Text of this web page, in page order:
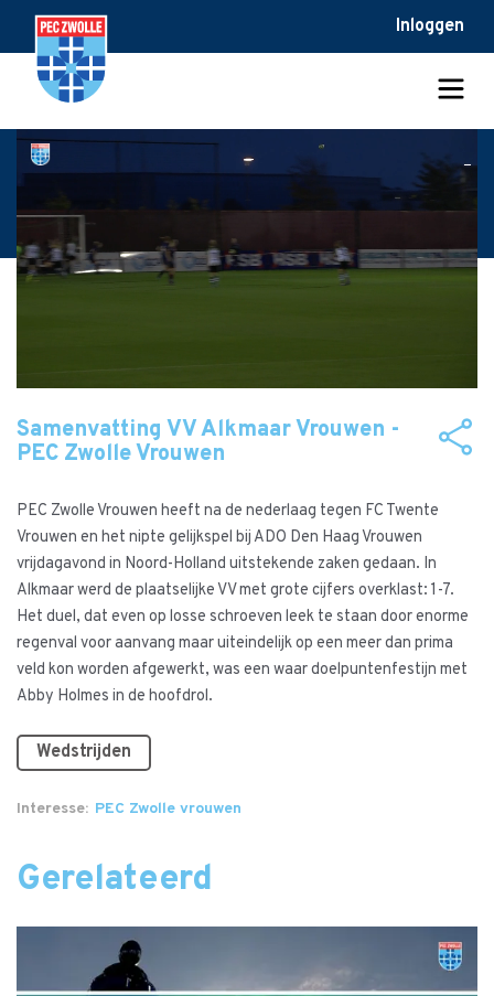
Inloggen
Samenvatting VV Alkmaar Vrouwen -
PEC Zwolle Vrouwen
PEC Zwolle Vrouwen heeft na de nederlaag tegen FC Twente
Vrouwen en het nipte gelijkspel bij ADO Den Haag Vrouwen
vrijdagavond in Noord-Holland uitstekende zaken gedaan. In
Alkmaar werd de plaatselijke VV met grote cijfers overklast: 1-7.
Het duel, dat even op losse schroeven leek te staan door enorme
regenval voor aanvang maar uiteindelijk op een meer dan prima
veld kon worden afgewerkt, was een waar doelpuntenfestijn met
Abby Holmes in de hoofdrol.
Wedstrijden
Interesse PEC Zwolle vrouwen
Gerelateerd